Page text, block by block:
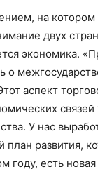
на
двух
экономика.
о
аспект
связей
У нас
план развития,
году, есть